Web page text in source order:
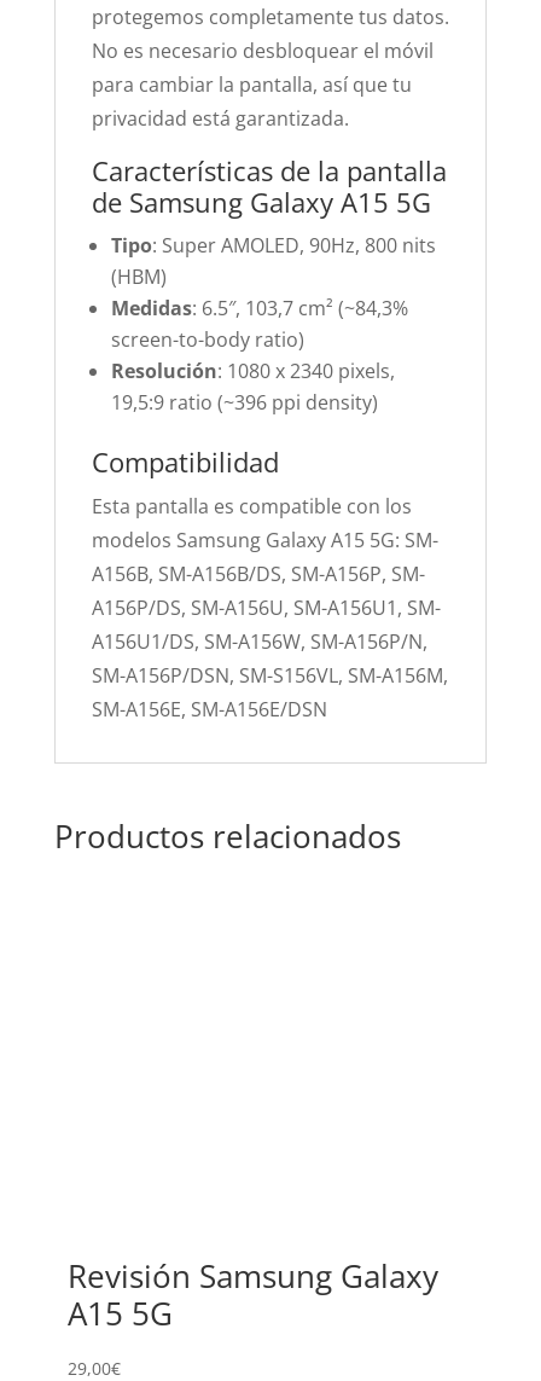
protegemos completamente tus datos.
No es necesario desbloquear el móvil
para cambiar la pantalla, así que tu
privacidad está garantizada.
Características de la pantalla
de Samsung Galaxy A15 5G
Tipo: Super AMOLED, 90Hz, 800 nits
(HBM)
Medidas: 6.5″, 103,7 cm² (~84,3%
screen-to-body ratio)
Resolución: 1080 x 2340 pixels,
19,5:9 ratio (~396 ppi density)
Compatibilidad
Esta pantalla es compatible con los
modelos Samsung Galaxy A15 5G: SM-
A156B, SM-A156B/DS, SM-A156P, SM-
A156P/DS, SM-A156U, SM-A156U1, SM-
A156U1/DS, SM-A156W, SM-A156P/N,
SM-A156P/DSN, SM-S156VL, SM-A156M,
SM-A156E, SM-A156E/DSN
Productos relacionados
Revisión Samsung Galaxy
A15 5G
29,00€